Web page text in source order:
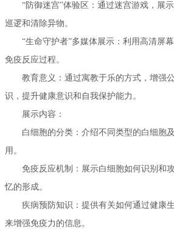
“防御迷宫”体验区：通过迷宫游戏，展
巡逻和清除异物。
“生命守护者”多媒体展示：利用高清屏
免疫反应过程。
教育意义：通过寓教于乐的方式，增强
识，提升健康意识和自我保护能力。
展示内容：
白细胞的分类：介绍不同类型的白细胞
用。
免疫反应机制：展示白细胞如何识别和
忆的形成。
疾病预防知识：提供有关如何通过健康
来增强免疫力的信息。